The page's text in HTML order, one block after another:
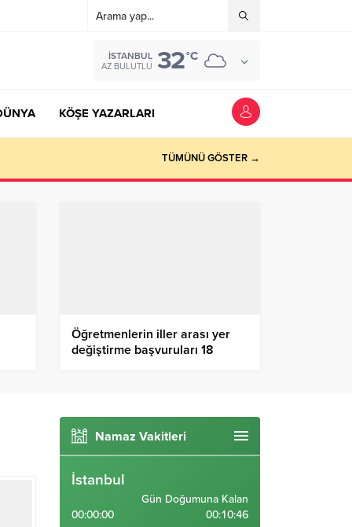
İSTANBUL
AZ BULUTLU 32°C
KÖŞE YAZARLARI
TÜMÜNÜ GÖSTER →
Öğretmenlerin iller arası yer
değiştirme başvuruları 18
Namaz Vakitleri
İstanbul
00:00:00
Gün Doğumuna Kalan
00:10:45